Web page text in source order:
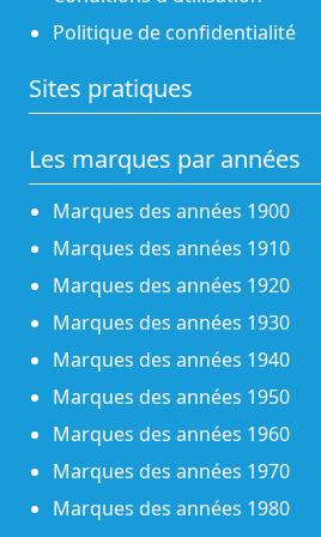
Politique de confidentialité
Sites pratiques
Les marques par années
Marques des années 1900
Marques des années 1910
Marques des années 1920
Marques des années 1930
Marques des années 1940
Marques des années 1950
Marques des années 1960
Marques des années 1970
Marques des années 1980